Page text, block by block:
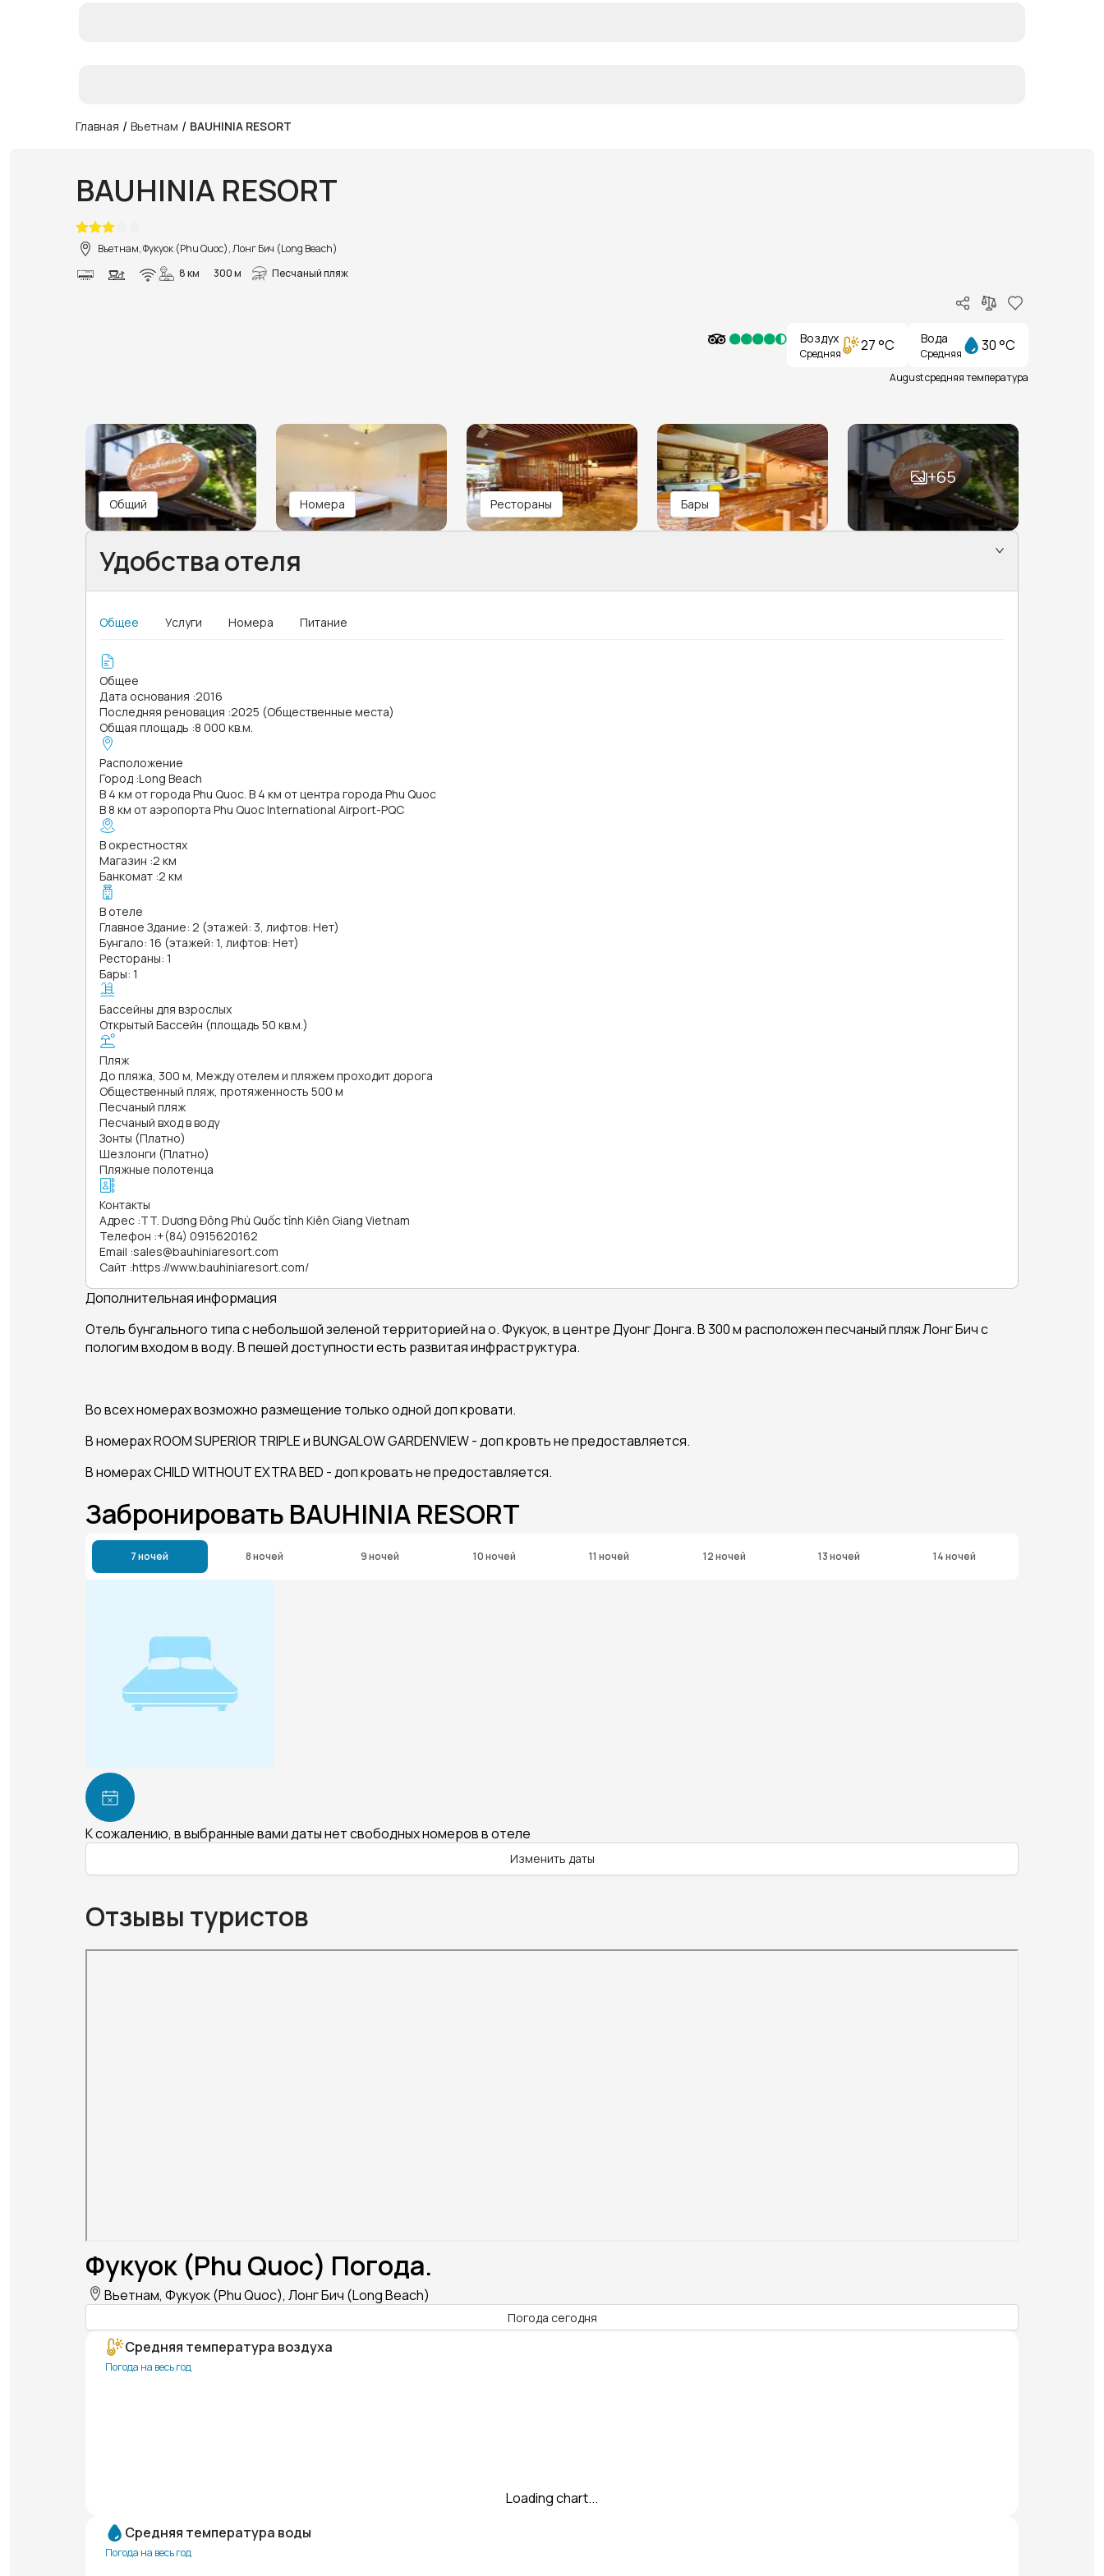
Главная / Вьетнам / BAUHINIA RESORT
BAUHINIA RESORT
Вьетнам, Фукуок (Phu Quoc), Лонг Бич (Long Beach)
8 км
300 м Песчаный пляж
Воздух
Средняя 27 °C Вода
Средняя 30 °C
August средняя температура
Общий Номера Рестораны Бары
+65
Удобства отеля
Общее Услуги Номера Питание
Общее
Дата основания :2016
Последняя реновация :2025 (Общественные места)
Общая площадь :8 000 кв.м.
Расположение
Город :Long Beach
В 4 км от города Phu Quoc. В 4 км от центра города Phu Quoc
В 8 км от аэропорта Phu Quoc International Airport-PQC
В окрестностях
Магазин :2 км
Банкомат :2 км
В отеле
Главное Здание: 2 (этажей: 3, лифтов: Нет)
Бунгало: 16 (этажей: 1, лифтов: Нет)
Рестораны: 1
Бары: 1
Бассейны для взрослых
Открытый Бассейн (площадь 50 кв.м.)
Пляж
До пляжа, 300 м, Между отелем и пляжем проходит дорога
Общественный пляж, протяженность 500 м
Песчаный пляж
Песчаный вход в воду
Зонты (Платно)
Шезлонги (Платно)
Пляжные полотенца
Контакты
Адрес :TT. Dương Đông Phú Quốc tỉnh Kiên Giang Vietnam
Телефон :+(84) 0915620162
Email :sales@bauhiniaresort.com
Сайт :https://www.bauhiniaresort.com/
Дополнительная информация
Отель бунгального типа с небольшой зеленой территорией на о. Фукуок, в центре Дуонг Донга. В 300 м расположен песчаный пляж Лонг Бич с
пологим входом в воду. В пешей доступности есть развитая инфраструктура.
Во всех номерах возможно размещение только одной доп кровати.
В номерах ROOM SUPERIOR TRIPLE и BUNGALOW GARDENVIEW - доп кровть не предоставляется.
В номерах CHILD WITHOUT EXTRA BED - доп кровать не предоставляется.
Забронировать BAUHINIA RESORT
7 ночей 8 ночей 9 ночей 10 ночей 11 ночей 12 ночей 13 ночей 14 ночей
К сожалению, в выбранные вами даты нет свободных номеров в отеле
Изменить даты
Отзывы туристов
Фукуок (Phu Quoc) Погода.
Вьетнам, Фукуок (Phu Quoc), Лонг Бич (Long Beach)
Погода сегодня
Средняя температура воздуха
Погода на весь год
Loading chart...
Средняя температура воды
Погода на весь год